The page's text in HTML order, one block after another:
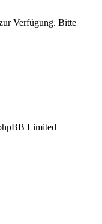
Verfügung. Bitte
Limited